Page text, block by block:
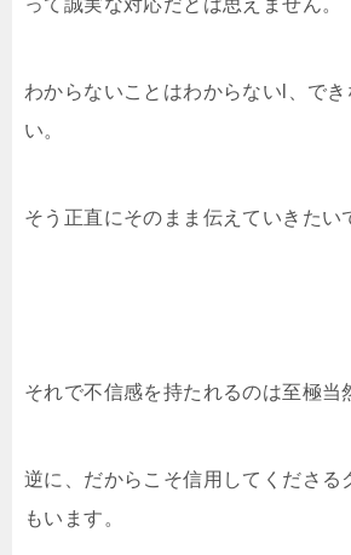
わからないことはわからないl、で
い。
そう正直にそのまま伝えていきたい
それで不信感を持たれるのは至極当
逆に、だからこそ信用してくださる
もいます。